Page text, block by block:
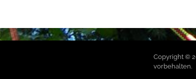
Copyright ©
vorbehalten.